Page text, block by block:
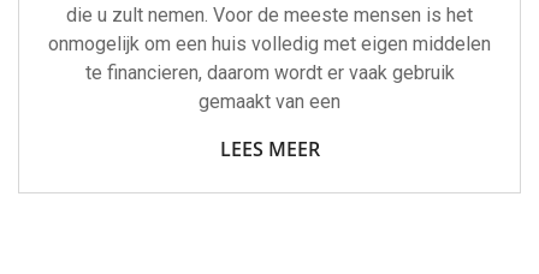
die u zult nemen. Voor de meeste mensen is het
onmogelijk om een huis volledig met eigen middelen
te financieren, daarom wordt er vaak gebruik
gemaakt van een
LEES MEER